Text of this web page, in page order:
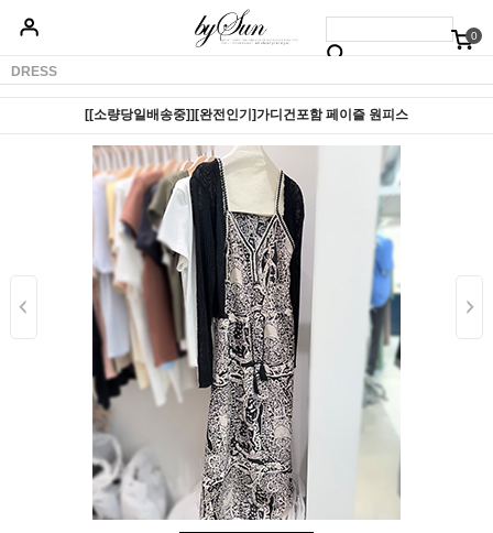
0
베스트50
DRESS
[[소량당일배송중]][완전인기]가디건포함 페이즐 원피스